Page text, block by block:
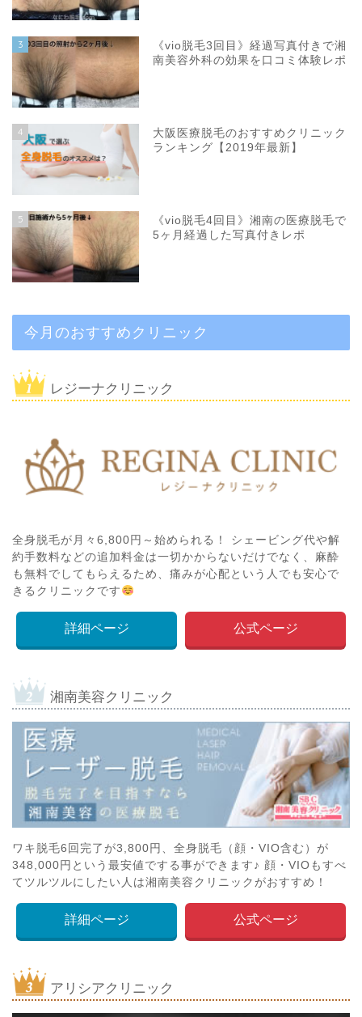
3
《vio脱毛3回目》経過写真付きで湘
南美容外科の効果を口コミ体験レポ
4
大阪医療脱毛のおすすめクリニック
ランキング【2019年最新】
5
《vio脱毛4回目》湘南の医療脱毛で
5ヶ月経過した写真付きレポ
今月のおすすめクリニック
レジーナクリニック
全身脱毛が月々6,800円～始められる！ シェービング代や解
約手数料などの追加料金は一切かからないだけでなく、麻酔
も無料でしてもらえるため、痛みが心配という人でも安心で
きるクリニックです
詳細ページ 公式ページ
湘南美容クリニック
ワキ脱毛6回完了が3,800円、全身脱毛（顔・VIO含む）が
348,000円という最安値でする事ができます♪ 顔・VIOもすべ
てツルツルにしたい人は湘南美容クリニックがおすすめ！
詳細ページ 公式ページ
アリシアクリニック